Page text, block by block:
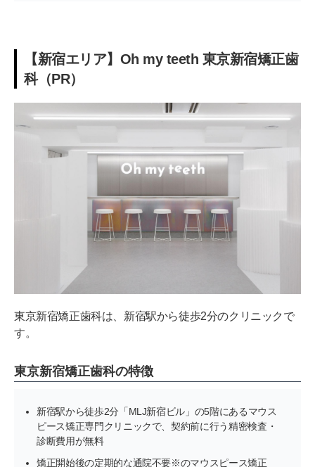
【新宿エリア】Oh my teeth 東京新宿矯正歯
科（PR）
東京新宿矯正歯科は、新宿駅から徒歩2分のクリニックで
す。
東京新宿矯正歯科の特徴
新宿駅から徒歩2分「MLJ新宿ビル」の5階にあるマウス
ピース矯正専門クリニックで、契約前に行う精密検査・
診断費用が無料
矯正開始後の定期的な通院不要※のマウスピース矯正